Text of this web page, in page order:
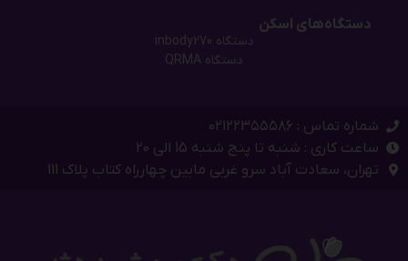
دستگاه‌های اسکن
دستگاه inbody270
دستگاه QRMA
شماره تماس : ۰۲۱۲۲۳۵۵۵۸۶
ساعت کاری : شنبه تا پنج شنبه 15 الی 20
تهران، سعادت آباد سرو غربی مابین چهارراه کتاب پلاک 111